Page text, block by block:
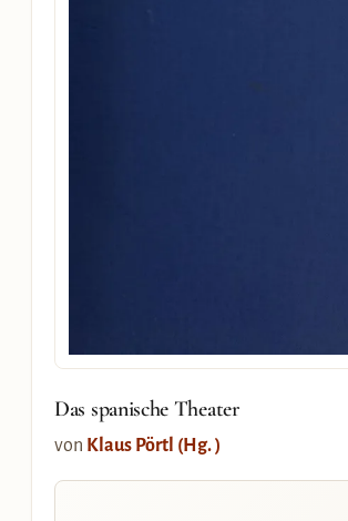
Das spanische Theater
von Klaus Pörtl (Hg. )